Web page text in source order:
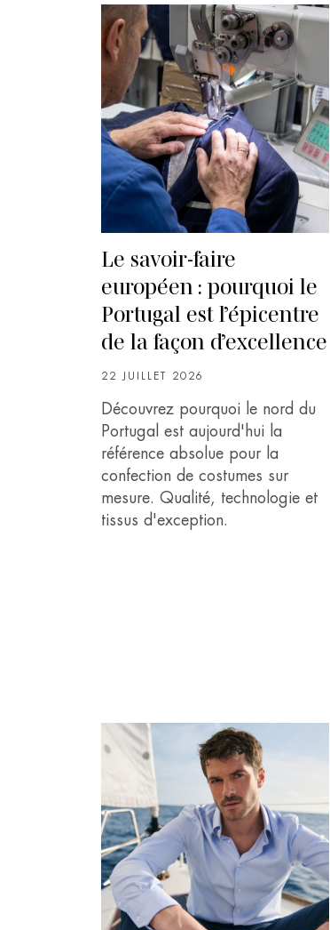
Le savoir-faire
européen : pourquoi le
Portugal est l’épicentre
de la façon d’excellence
22 JUILLET 2026
Découvrez pourquoi le nord du
Portugal est aujourd'hui la
référence absolue pour la
confection de costumes sur
mesure. Qualité, technologie et
tissus d'exception.